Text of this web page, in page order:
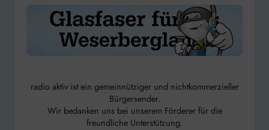
radio aktiv ist ein gemeinnütziger und nichtkommerzieller
Bürgersender.
Wir bedanken uns bei unserem Förderer für die
freundliche Unterstützung.